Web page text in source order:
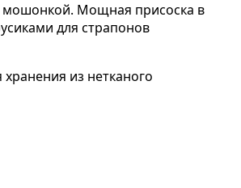
мошонкой. Мощная присоска в
для страпонов
из нетканого